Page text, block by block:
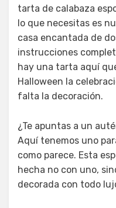
tarta de calabaza
lo que necesitas es
casa encantada de
instrucciones
hay una tarta aquí
Halloween la
falta la decoración.
¿Te apuntas a un
Aquí tenemos uno
como parece. Esta
hecha no con uno,
decorada con todo